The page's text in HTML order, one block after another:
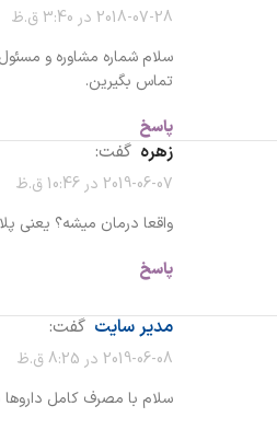
2018-07-28 در 3:40 ق.ظ
سلام شماره مشاوره و
تماس بگیرین.
پاسخ
زهره گفت:
2019-06-07 در 10:46 ق.ظ
واقعا درمان میشه؟ یعنی
پاسخ
مدیر سایت گفت:
2019-06-08 در 8:25 ق.ظ
سلام با مصرف کامل